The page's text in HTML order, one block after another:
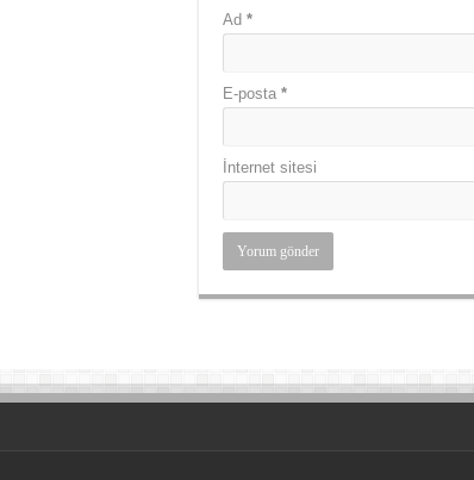
Ad *
E-posta *
İnternet sitesi